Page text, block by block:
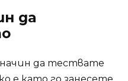
да
да тествате